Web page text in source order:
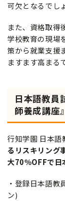
可欠となるでし
また、資格取得
学校教育の現場
策から就業支援
ますます高まる
日本語教員
師養成講座
行知学園 日本語
るリスキリング
大70％OFFで日
・登録日本語
ン)